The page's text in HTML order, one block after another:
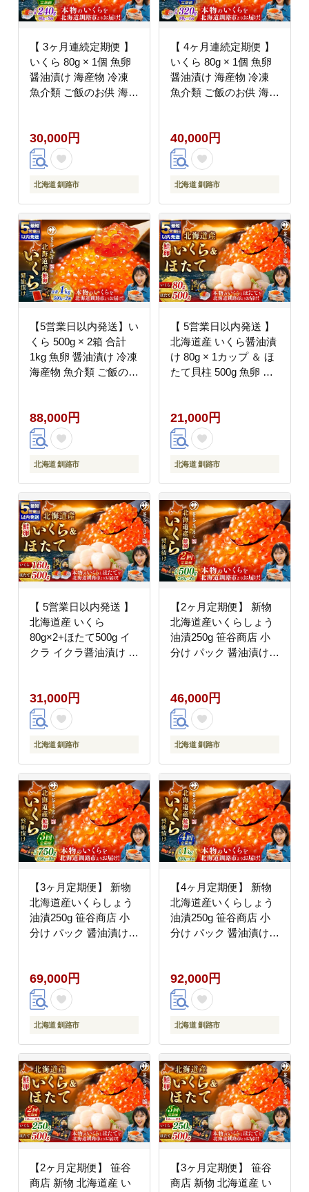
【 3ヶ月連続定期便 】
いくら 80g × 1個 魚卵
醤油漬け 海産物 冷凍
魚介類 ご飯のお供 海鮮
30,000円
北海道 釧路市
【 4ヶ月連続定期便 】
いくら 80g × 1個 魚卵
醤油漬け 海産物 冷凍
魚介類 ご飯のお供 海鮮
40,000円
北海道 釧路市
【5営業日以内発送】い
くら 500g × 2箱 合計
1kg 魚卵 醤油漬け 冷凍
海産物 魚介類 ご飯のお
88,000円
北海道 釧路市
【 5営業日以内発送 】
北海道産 いくら醤油漬
け 80g × 1カップ ＆ ほ
たて貝柱 500g 魚卵 醤
ラ ホタテ ほたて 帆立
海鮮物 貝柱 セット い
くら醤油漬 ご飯のお供
海鮮 海鮮丼 国産
21,000円
北海道 釧路市
【 5営業日以内発送 】
北海道産 いくら
80g×2+ほたて500g イ
クラ イクラ醤油漬け 鮭
詰め合わせ 海鮮 魚介
お刺身 国産 冷凍 グル
メ 北海道 釧路市
31,000円
北海道 釧路市
【2ヶ月定期便】 新物
北海道産いくらしょう
油漬250g 笹谷商店 小
分け パック 醤油漬け
介類 グルメ 北海道 釧
路市
46,000円
北海道 釧路市
【3ヶ月定期便】 新物
北海道産いくらしょう
油漬250g 笹谷商店 小
分け パック 醤油漬け
介類 グルメ 北海道 釧
路市
69,000円
北海道 釧路市
【4ヶ月定期便】 新物
北海道産いくらしょう
油漬250g 笹谷商店 小
分け パック 醤油漬け
介類 グルメ 北海道 釧
路市
92,000円
北海道 釧路市
【2ヶ月定期便】 笹谷
商店 新物 北海道産 い
【3ヶ月定期便】 笹谷
商店 新物 北海道産 い